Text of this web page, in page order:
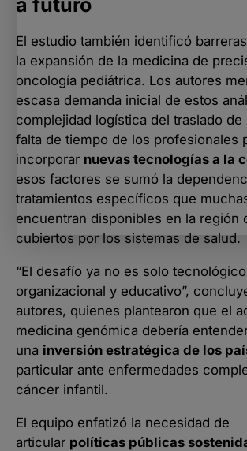
a futuro
El estudio también identificó
la expansión de la medicina de
oncología pediátrica. Los autores
escasa demanda inicial de estos
complejidad logística del traslado de
falta de tiempo de los profesionales
incorporar nuevas tecnologías a la
esos factores se sumó la
tratamientos específicos que
encuentran disponibles en la región
cubiertos por los sistemas de salud.
“El desafío ya no es solo
organizacional y educativo”,
autores, quienes plantearon que el
medicina genómica debería
una inversión estratégica de los
particular ante enfermedades
cáncer infantil.
El equipo enfatizó la necesidad de
articular políticas públicas